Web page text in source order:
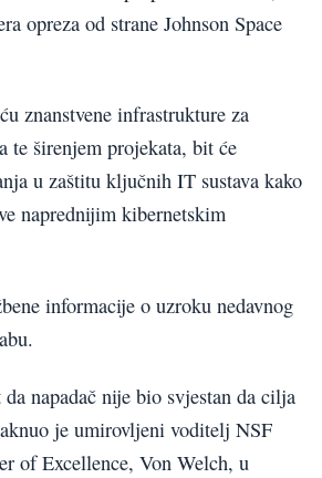
opreza od strane Johnson Space
znanstvene infrastrukture za
te širenjem projekata, bit će
u zaštitu ključnih IT sustava kako
naprednijim kibernetskim
informacije o uzroku nedavnog
napadač nije bio svjestan da cilja
je umirovljeni voditelj NSF
of Excellence, Von Welch, u